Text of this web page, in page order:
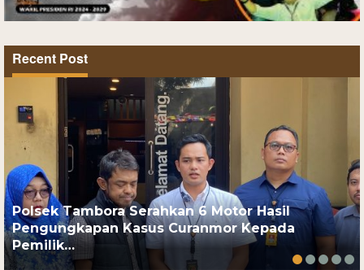
Recent Post
Polsek Tambora Serahkan 6 Motor Hasil
Pengungkapan Kasus Curanmor Kepada
Pemilik…